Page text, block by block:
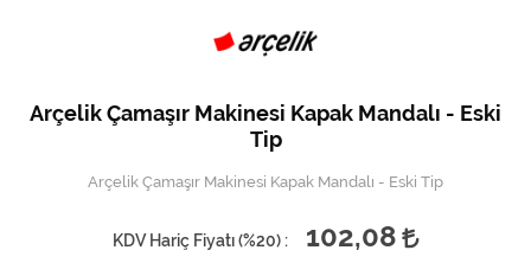
Musluk
Soğutma Sistemleri
Şofben ve Termosifon
Arçelik Çamaşır Makinesi Kapak Mandalı - Eski
Tip
Arçelik Çamaşır Makinesi Kapak Mandalı - Eski Tip
KDV Hariç Fiyatı (%20) :
102,08